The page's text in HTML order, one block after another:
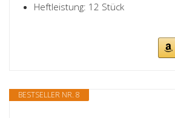
Heftleistung: 12 Stück
BESTSELLER NR. 8